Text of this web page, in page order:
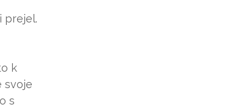
prejel.
k
svoje
s